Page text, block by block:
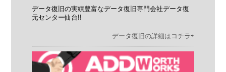
データ復旧の実績豊富なデータ復旧専門会社データ復
元センター仙台!!
データ復旧の詳細はコチラ⇨